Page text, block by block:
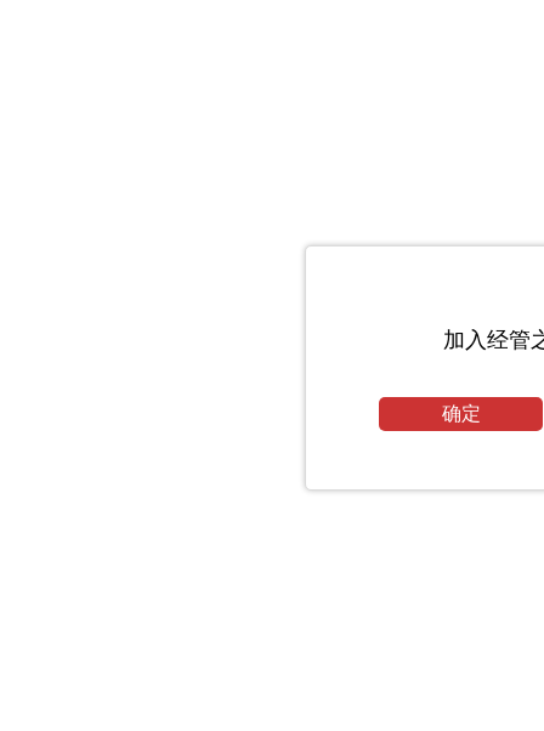
加入经管
确定